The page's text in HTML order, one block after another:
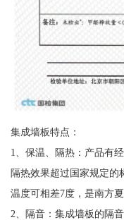
集成墙板特点：
1、保温、隔热：产品有
隔热效果超过国家规定
温度可相差7度，是南方
2、隔音：集成墙板的隔